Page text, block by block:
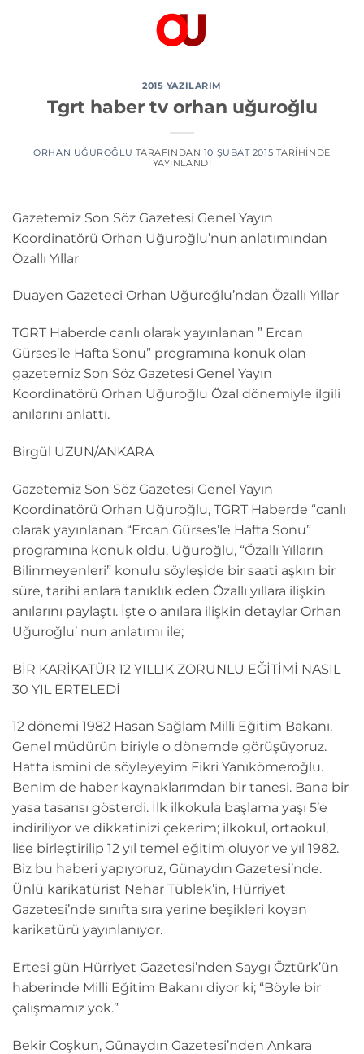
2015 YAZILARIM
Tgrt haber tv orhan uğuroğlu
ORHAN UĞUROĞLU TARAFINDAN 10 ŞUBAT 2015 TARIHINDE
YAYINLANDI
Gazetemiz Son Söz Gazetesi Genel Yayın
Koordinatörü Orhan Uğuroğlu’nun anlatımından
Özallı Yıllar
Duayen Gazeteci Orhan Uğuroğlu’ndan Özallı Yıllar
TGRT Haberde canlı olarak yayınlanan ” Ercan
Gürses’le Hafta Sonu” programına konuk olan
gazetemiz Son Söz Gazetesi Genel Yayın
Koordinatörü Orhan Uğuroğlu Özal dönemiyle ilgili
anılarını anlattı.
Birgül UZUN/ANKARA
Gazetemiz Son Söz Gazetesi Genel Yayın
Koordinatörü Orhan Uğuroğlu, TGRT Haberde “canlı
olarak yayınlanan “Ercan Gürses’le Hafta Sonu”
programına konuk oldu. Uğuroğlu, “Özallı Yılların
Bilinmeyenleri” konulu söyleşide bir saati aşkın bir
süre, tarihi anlara tanıklık eden Özallı yıllara ilişkin
anılarını paylaştı. İşte o anılara ilişkin detaylar Orhan
Uğuroğlu’ nun anlatımı ile;
BİR KARİKATÜR 12 YILLIK ZORUNLU EĞİTİMİ NASIL
30 YIL ERTELEDİ
12 dönemi 1982 Hasan Sağlam Milli Eğitim Bakanı.
Genel müdürün biriyle o dönemde görüşüyoruz.
Hatta ismini de söyleyeyim Fikri Yanıkömeroğlu.
Benim de haber kaynaklarımdan bir tanesi. Bana bir
yasa tasarısı gösterdi. İlk ilkokula başlama yaşı 5’e
indiriliyor ve dikkatinizi çekerim; ilkokul, ortaokul,
lise birleştirilip 12 yıl temel eğitim oluyor ve yıl 1982.
Biz bu haberi yapıyoruz, Günaydın Gazetesi’nde.
Ünlü karikatürist Nehar Tüblek’in, Hürriyet
Gazetesi’nde sınıfta sıra yerine beşikleri koyan
karikatürü yayınlanıyor.
Ertesi gün Hürriyet Gazetesi’nden Saygı Öztürk’ün
haberinde Milli Eğitim Bakanı diyor ki; “Böyle bir
çalışmamız yok.”
Bekir Coşkun, Günaydın Gazetesi’nden Ankara